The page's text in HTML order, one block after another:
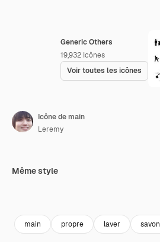
Generic Others
19,932 Icônes
Voir toutes les icônes
Icône de main
Leremy
Même style
main propre laver savon